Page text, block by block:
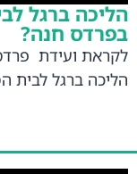
הליכה ברגל
בפרדס חנה?
לקראת ועידת פרדס
הליכה ברגל לבית